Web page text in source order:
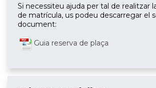
Si necessiteu ajuda per tal de realitzar
de matrícula, us podeu descarregar el
document:
Guia reserva de plaça